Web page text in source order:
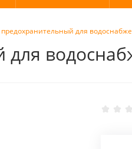
предохранительный для
для